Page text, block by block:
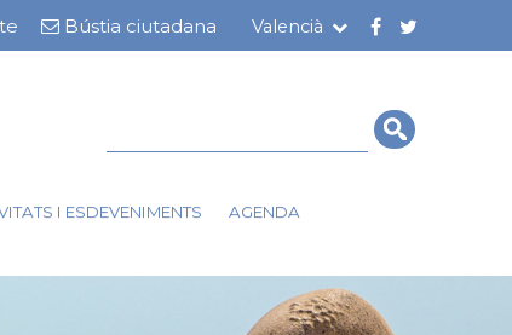
Bústia ciutadana Valencià
I ESDEVENIMENTS AGENDA